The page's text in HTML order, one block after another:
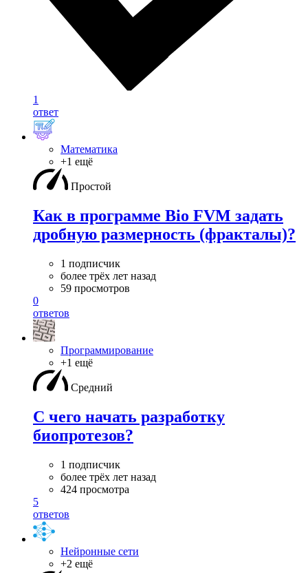
1
ответ
Математика
+1 ещё
Простой
Как в программе Bio FVM задать
дробную размерность (фракталы)?
1 подписчик
более трёх лет назад
59 просмотров
0
ответов
Программирование
+1 ещё
Средний
С чего начать разработку
биопротезов?
1 подписчик
более трёх лет назад
424 просмотра
5
ответов
Нейронные сети
+2 ещё